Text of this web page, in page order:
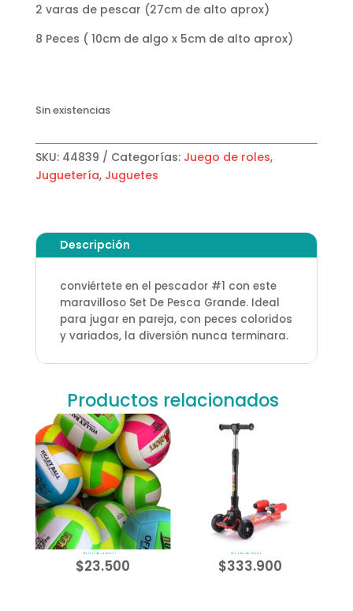
2 varas de pescar (27cm de alto aprox)
8 Peces ( 10cm de algo x 5cm de alto aprox)
Sin existencias
SKU: 44839 Categorías: Juego de roles,
Juguetería, Juguetes
Descripción
conviértete en el pescador #1 con este
maravilloso Set De Pesca Grande. Ideal
para jugar en pareja, con peces coloridos
y variados, la diversión nunca terminara.
Productos relacionados
Balón de voleibol
$23.500
Scooter de Humo
$333.900